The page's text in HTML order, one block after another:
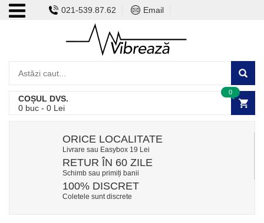
021-539.87.62 Email
COȘUL DVS.
0 buc - 0 Lei
0
ORICE LOCALITATE
Livrare sau Easybox 19 Lei
RETUR ÎN 60 ZILE
Schimb sau primiți banii
100% DISCRET
Coletele sunt discrete